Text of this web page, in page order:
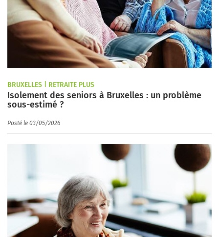
BRUXELLES | RETRAITE PLUS
Isolement des seniors à Bruxelles : un problème
sous-estimé ?
Posté le 03/05/2026